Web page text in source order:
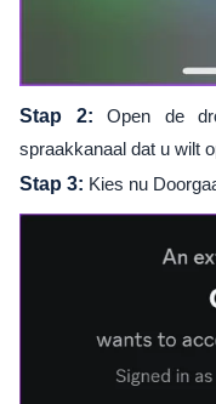
Stap 2: Open de
spraakkanaal dat u wilt
Stap 3: Kies nu